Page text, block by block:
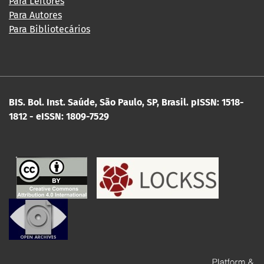
Para Autores
Para Bibliotecários
BIS. Bol. Inst. Saúde, São Paulo, SP, Brasil. pISSN: 1518-
1812 - eISSN: 1809-7529